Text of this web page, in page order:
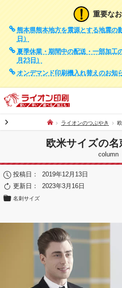
重要な
熊本県熊本地方を震源とする地震の
日）
夏季休業・期間中の配送・一部加工
月23日）
オンデマンド印刷機入れ替えのお知
chevron_right ライオンのつぶやき
欧米サイズの
column
投稿日：
2019年12月13日
更新日：
2023年3月16日
名刺サイズ